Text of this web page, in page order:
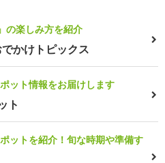
の楽しみ方を紹介
かけトピックス
ット情報をお届けします
ト
ットを紹介！旬な時期や準備す